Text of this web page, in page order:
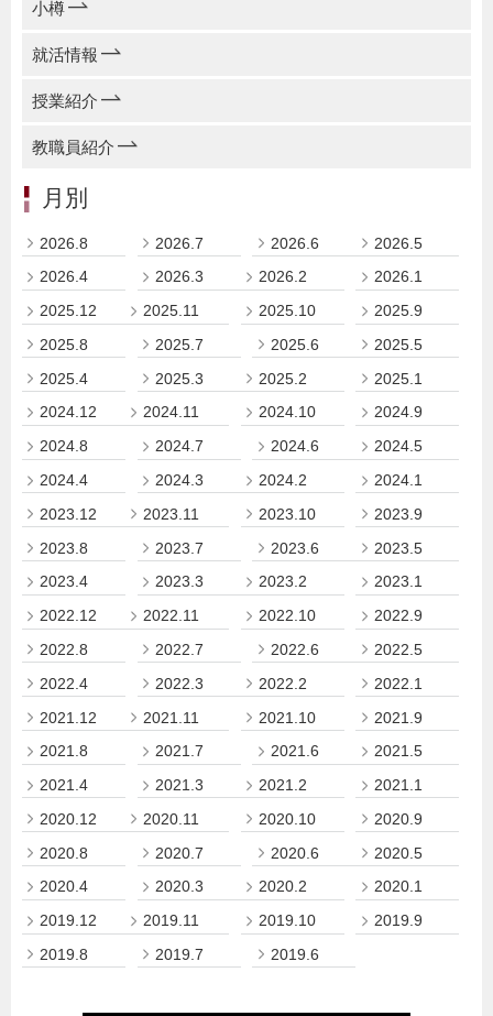
小樽
就活情報
授業紹介
教職員紹介
月別
2026.8 2026.7 2026.6
2026.5
2026.4
2026.3 2026.2
2026.1
2025.12
2025.11 2025.10
2025.9
2025.8
2025.7 2025.6
2025.5
2025.4
2025.3 2025.2
2025.1
2024.12
2024.11 2024.10
2024.9
2024.8
2024.7 2024.6
2024.5
2024.4
2024.3 2024.2
2024.1
2023.12
2023.11 2023.10
2023.9
2023.8
2023.7 2023.6
2023.5
2023.4
2023.3 2023.2
2023.1
2022.12
2022.11 2022.10
2022.9
2022.8
2022.7 2022.6
2022.5
2022.4
2022.3 2022.2
2022.1
2021.12
2021.11 2021.10
2021.9
2021.8
2021.7 2021.6
2021.5
2021.4
2021.3 2021.2
2021.1
2020.12
2020.11 2020.10
2020.9
2020.8
2020.7 2020.6
2020.5
2020.4
2020.3 2020.2
2020.1
2019.12
2019.11 2019.10
2019.9
2019.8
2019.7 2019.6